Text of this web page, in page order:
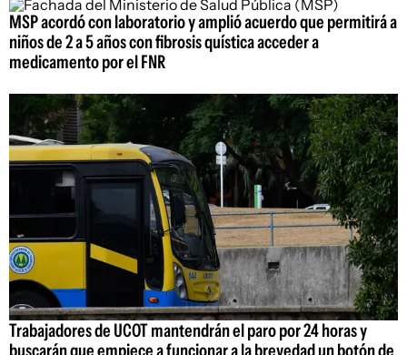
MSP acordó con laboratorio y amplió acuerdo que permitirá a
niños de 2 a 5 años con fibrosis quística acceder a
medicamento por el FNR
Trabajadores de UCOT mantendrán el paro por 24 horas y
buscarán que empiece a funcionar a la brevedad un botón de